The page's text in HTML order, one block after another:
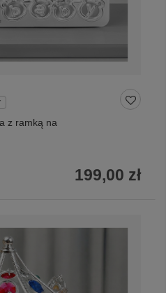
z ramką na
199,00 zł